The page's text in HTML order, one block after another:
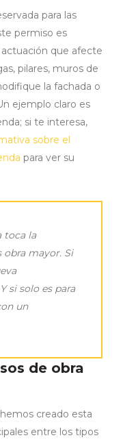
para las
permiso es
que afecte
pilares, muros de
la fachada o
ejemplo claro es
si te interesa,
sobre el
para ver su
toca la
obra mayor. Si
si solo es para
un
de obra
creado esta
entre los tipos